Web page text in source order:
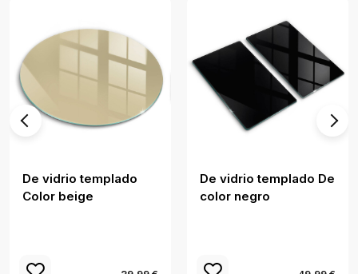
De vidrio templado
Color beige
De vidrio templado De
color negro